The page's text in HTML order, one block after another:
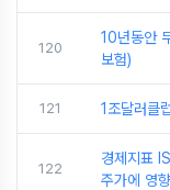
120
10년동안
보험)
121 1조달러클
122
경제지표
주가에 영